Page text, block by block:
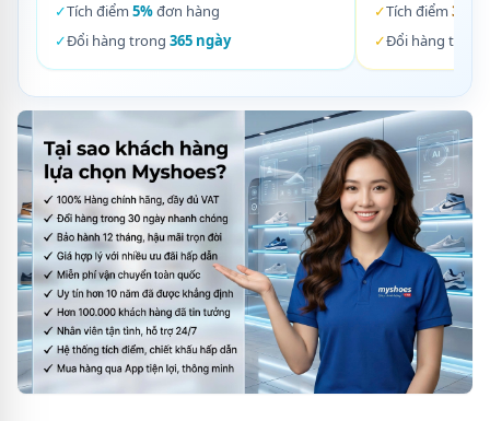
✓Tích điểm 5%đơn hàng
✓Đổi hàng trong 365 ngày
✓Tích điểm 3%
✓Đổi hàng trong